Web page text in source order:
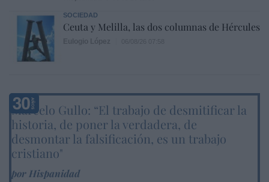
SOCIEDAD
Ceuta y Melilla, las dos columnas de Hércules
Marcelo Gullo: “El trabajo de desmitificar la
historia, de poner la verdadera, de
desmontar la falsificación, es un trabajo
cristiano"
por Hispanidad